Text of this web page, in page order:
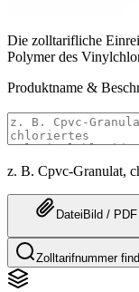
Die zolltarifliche
Polymer des
Produktname &
z. B. Cpvc-Granulat,
Datei Bild /
Zolltarifnummer